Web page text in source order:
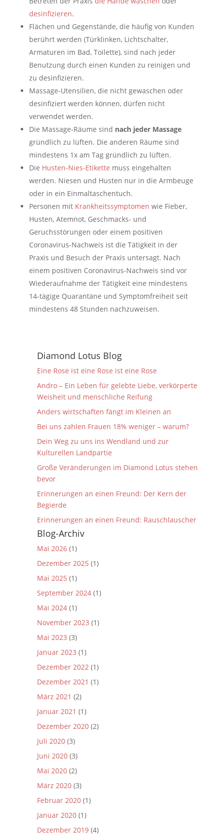
desinfizieren.
Flächen und Gegenstände, die häufig von Kunden
berührt werden (Türklinken, Lichtschalter,
Armaturen im Bad, Toilette), sind nach jeder
Benutzung durch einen Kunden zu reinigen und
zu desinfizieren.
Massage-Utensilien, die nicht gewaschen oder
desinfiziert werden können, dürfen nicht
verwendet werden.
Die Massage-Räume sind nach jeder Massage
gründlich zu lüften. Die anderen Räume sind
mindestens 1x am Tag gründlich zu lüften.
Die Husten-Nies-Etikette muss eingehalten
werden. Niesen und Husten nur in die Armbeuge
oder in ein Einmaltaschentuch.
Personen mit Krankheitssymptomen wie Fieber,
Husten, Atemnot, Geschmacks- und
Geruchsstörungen oder einem positiven
Coronavirus-Nachweis ist die Tätigkeit in der
Praxis und Besuch der Praxis untersagt. Nach
einem positiven Coronavirus-Nachweis sind vor
Wiederaufnahme der Tätigkeit eine mindestens
14-tägige Quarantäne und Symptomfreiheit seit
mindestens 48 Stunden nachzuweisen.
Diamond Lotus Blog
Eine Rose ist eine Rose ist eine Rose
Andro – Ein Leben für gelebte Liebe, verkörperte
Weisheit und menschliche Reifung
Anders wirtschaften fängt im Kleinen an
Bei uns zahlen Frauen 18% weniger – warum?
Dein Weg zu uns ins Wendland und zur
Kulturellen Landpartie
Große Veränderungen im Diamond Lotus stehen
bevor
Erinnerungen an einen Freund: Der Kern der
Begierde
Erinnerungen an einen Freund: Rauschlauscher
Blog-Archiv
Mai 2026(1)
Dezember 2025 (1)
Mai 2025 (1)
September 2024(1)
Mai 2024(1)
November 2023 (1)
Mai 2023 (3)
Januar 2023 (1)
Dezember 2022 (1)
Dezember 2021 (1)
März 2021 (2)
Januar 2021 (1)
Dezember 2020(2)
Juli 2020(3)
Juni 2020(3)
Mai 2020(2)
März 2020(3)
Februar 2020(1)
Januar 2020(1)
Dezember 2019(4)